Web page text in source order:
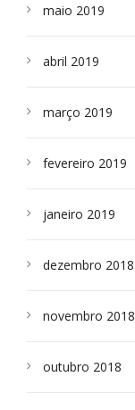
maio 2019
abril 2019
março 2019
fevereiro 2019
janeiro 2019
dezembro 2018
novembro 2018
outubro 2018